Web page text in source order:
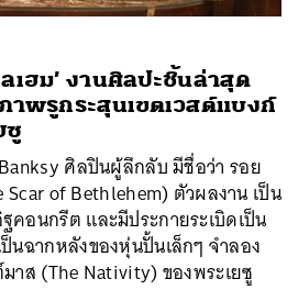
เฮม’ งานศิลปะชิ้นล่าสุด
าพรูกระสุนเขตเวสต์แบงก์
ซู
ศิลปินผู้ลึกลับ มีชื่อว่า รอย
Scar of Bethlehem) ตัวผลงาน เป็น
อนกรีต และมีประกายระเบิดเป็น
นฉากหลังของหุ่นปั้นเล็กๆ จำลอง
าส (The Nativity) ของพระเยซู